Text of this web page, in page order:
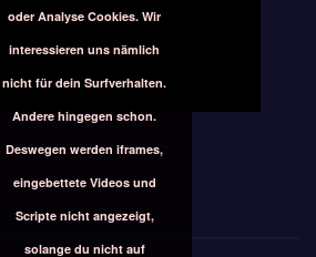
oder Analyse Cookies. Wir
interessieren uns nämlich
nicht für dein Surfverhalten.
Andere hingegen schon.
Deswegen werden iframes,
eingebettete Videos und
Scripte nicht angezeigt,
solange du nicht auf